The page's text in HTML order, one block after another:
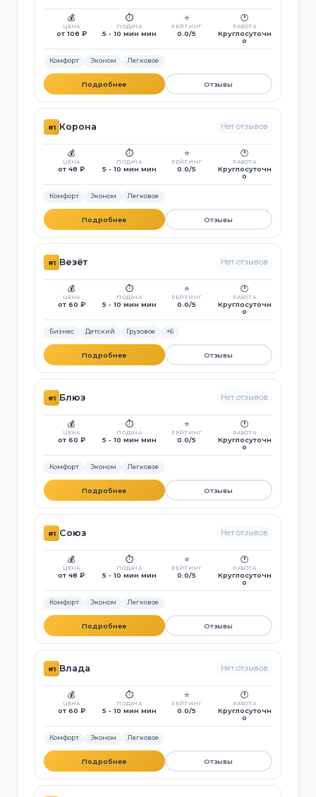
💰
ЦЕНА
от 108 ₽
⏱️
ПОДАЧА
5 - 10 мин мин
⭐
РЕЙТИНГ
0.0/5
🕐
РАБОТА
Круглосуточн
о
Комфорт Эконом Легковое
Подробнее Отзывы
#1 Корона Нет отзывов
💰
ЦЕНА
от 48 ₽
⏱️
ПОДАЧА
5 - 10 мин мин
⭐
РЕЙТИНГ
0.0/5
🕐
РАБОТА
Круглосуточн
о
Комфорт Эконом Легковое
Подробнее Отзывы
#1 Везёт Нет отзывов
💰
ЦЕНА
от 60 ₽
⏱️
ПОДАЧА
5 - 10 мин мин
⭐
РЕЙТИНГ
0.0/5
🕐
РАБОТА
Круглосуточн
о
Бизнес Детский Грузовое +6
Подробнее Отзывы
#1 Блюз Нет отзывов
💰
ЦЕНА
от 60 ₽
⏱️
ПОДАЧА
5 - 10 мин мин
⭐
РЕЙТИНГ
0.0/5
🕐
РАБОТА
Круглосуточн
о
Комфорт Эконом Легковое
Подробнее Отзывы
#1 Союз Нет отзывов
💰
ЦЕНА
от 48 ₽
⏱️
ПОДАЧА
5 - 10 мин мин
⭐
РЕЙТИНГ
0.0/5
🕐
РАБОТА
Круглосуточн
о
Комфорт Эконом Легковое
Подробнее Отзывы
#1 Влада Нет отзывов
💰
ЦЕНА
от 60 ₽
⏱️
ПОДАЧА
5 - 10 мин мин
⭐
РЕЙТИНГ
0.0/5
🕐
РАБОТА
Круглосуточн
о
Комфорт Эконом Легковое
Подробнее Отзывы